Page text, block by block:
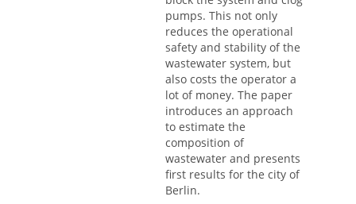
pumps. This not only
reduces the operational
safety and stability of the
wastewater system, but
also costs the operator a
lot of money. The paper
introduces an approach
to estimate the
composition of
wastewater and presents
first results for the city of
Berlin.